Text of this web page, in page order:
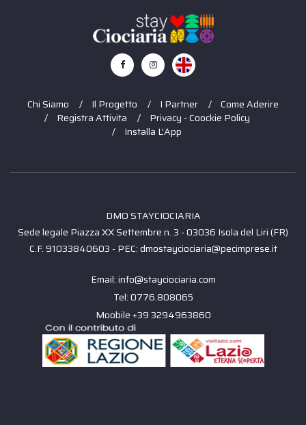
Chi Siamo Il Progetto I Partner
Come Aderire
Registra Attivita
Privacy - Coockie Policy
Installa L'App
DMO STAYCIOCIARIA
Sede legale Piazza XX Settembre n. 3 - 03036 Isola del Liri (FR)
C.F. 91033840603 - PEC: dmostayciociaria@pecimprese.it
Email: info@stayciociaria.com
Tel: 0776.808065
Moobile +39 3294963860